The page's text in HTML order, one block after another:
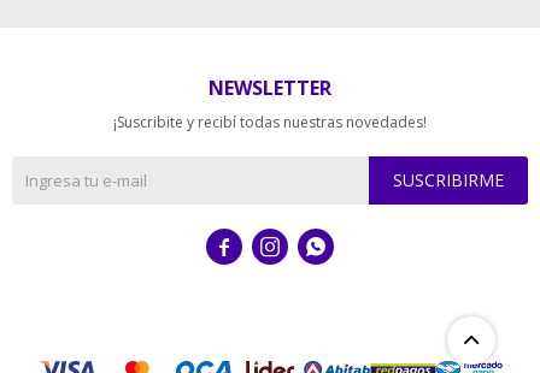
NEWSLETTER
¡Suscribite y recibí todas nuestras novedades!
SUSCRIBIRME
  